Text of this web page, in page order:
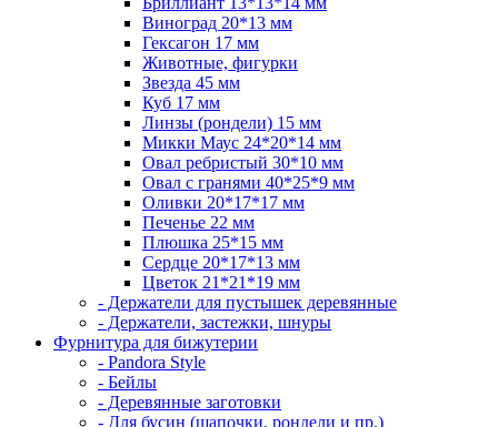
Виноград 20*13 мм
Гексагон 17 мм
Животные, фигурки
Звезда 45 мм
Куб 17 мм
Линзы (рондели) 15 мм
Микки Маус 24*20*14 мм
Овал ребристый 30*10 мм
Овал с гранями 40*25*9 мм
Оливки 20*17*17 мм
Печенье 22 мм
Плюшка 25*15 мм
Сердце 20*17*13 мм
Цветок 21*21*19 мм
- Держатели для пустышек деревянные
- Держатели, застежки, шнуры
Фурнитура для бижутерии
- Pandora Style
- Бейлы
- Деревянные заготовки
- Для бусин (шапочки, рондели и пр.)